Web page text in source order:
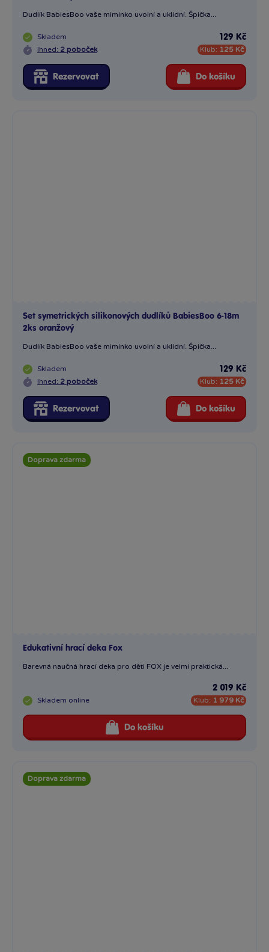
Dudlík BabiesBoo vaše miminko uvolní a uklidní. Špička...
Skladem
Ihned: 2 poboček
129 Kč
Klub: 125 Kč
Rezervovat Do košíku
Set symetrických silikonových dudlíků BabiesBoo 6-18m
2ks oranžový
Dudlík BabiesBoo vaše miminko uvolní a uklidní. Špička...
Skladem
Ihned: 2 poboček
129 Kč
Klub: 125 Kč
Rezervovat Do košíku
Doprava zdarma
Edukativní hrací deka Fox
Barevná naučná hrací deka pro děti FOX je velmi praktická...
Skladem online
2 019 Kč
Klub: 1 979 Kč
Do košíku
Doprava zdarma